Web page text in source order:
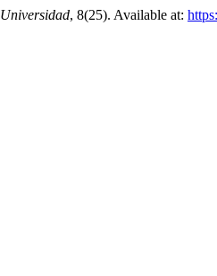
, 8(25). Available at: